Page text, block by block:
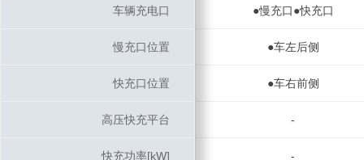
车辆充电口 ●慢充口●快充口
慢充口位置 ●车左后侧
快充口位置 ●车右前侧
高压快充平台 -
快充功率[kW] -
车辆充电口
慢充口位置
快充口位置
高压快充平台
快充功率[kW]